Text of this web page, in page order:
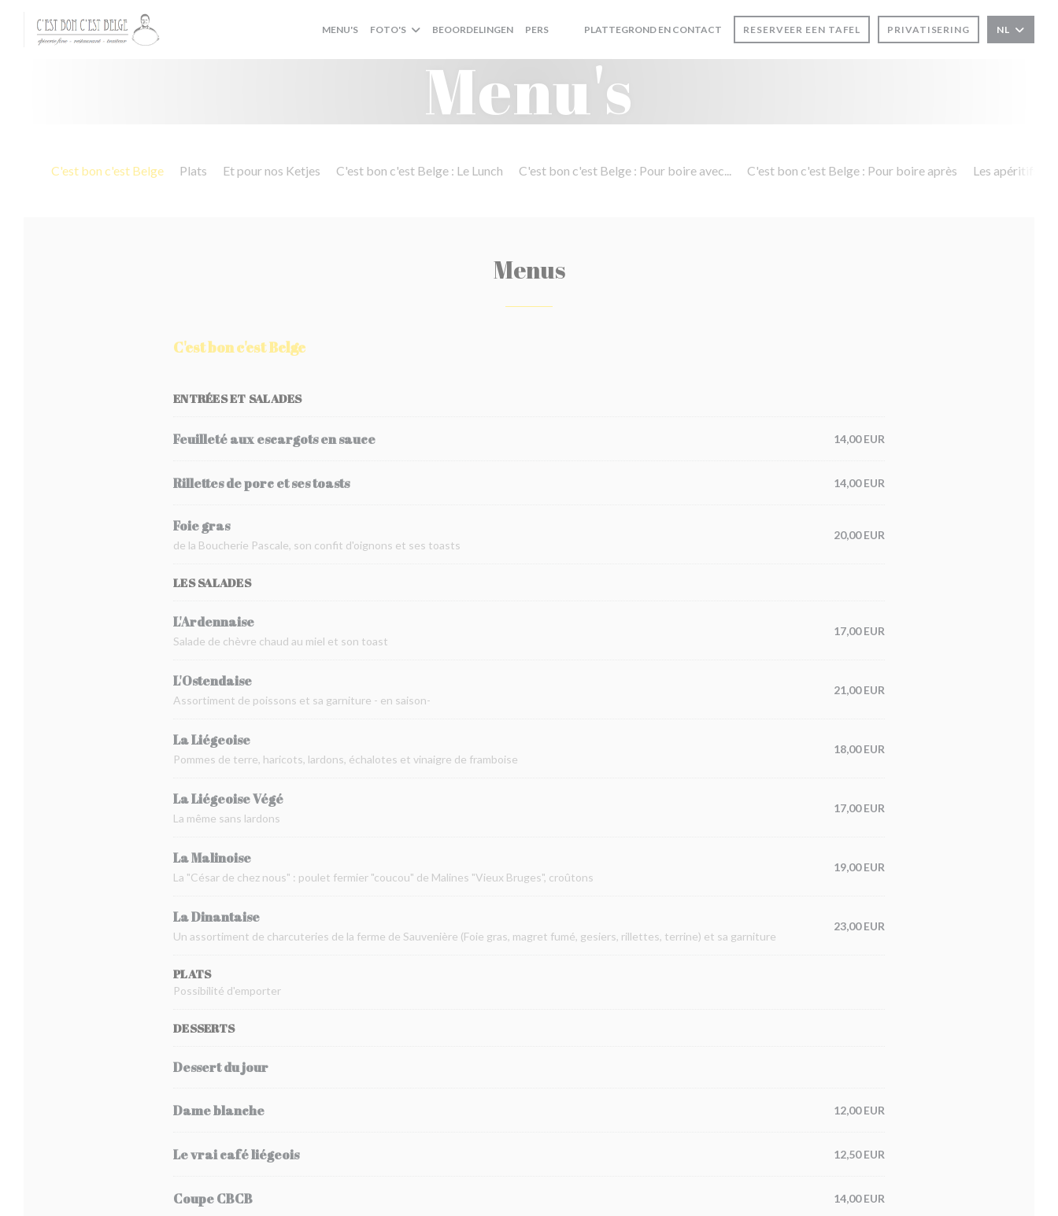
MENU'S FOTO'S BEOORDELINGEN PERS
((OPENT IN EEN NIEUW VENSTER))
((OPENT IN EEN NIEUW VENSTER))
PLATTEGROND EN CONTACT RESERVEER EEN TAFEL PRIVATISERING NL
Menu's
C'est bon c'est Belge Plats Et pour nos Ketjes C'est bon c'est Belge : Le Lunch C'est bon c'est Belge : Pour boire avec... C'est bon c'est Belge : Pour boire après Les apéritifs
Menus
C'est bon c'est Belge
ENTRÉES ET SALADES
Feuilleté aux escargots en sauce 14,00 EUR
Rillettes de porc et ses toasts 14,00 EUR
Foie gras
de la Boucherie Pascale, son confit d'oignons et ses toasts
20,00 EUR
LES SALADES
L'Ardennaise
Salade de chèvre chaud au miel et son toast
17,00 EUR
L'Ostendaise
Assortiment de poissons et sa garniture - en saison-
21,00 EUR
La Liégeoise
Pommes de terre, haricots, lardons, échalotes et vinaigre de framboise
18,00 EUR
La Liégeoise Végé
La même sans lardons
17,00 EUR
La Malinoise
La "César de chez nous" : poulet fermier "coucou" de Malines "Vieux Bruges", croûtons
19,00 EUR
La Dinantaise
Un assortiment de charcuteries de la ferme de Sauvenière (Foie gras, magret fumé, gesiers, rillettes, terrine) et sa garniture
23,00 EUR
PLATS
Possibilité d'emporter
DESSERTS
Dessert du jour
Dame blanche 12,00 EUR
Le vrai café liégeois 12,50 EUR
Coupe CBCB 14,00 EUR